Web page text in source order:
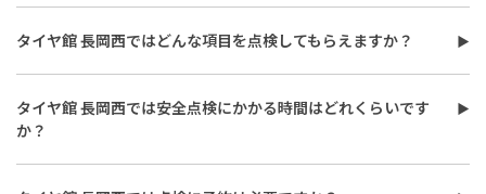
ンテナンスパックなど車検後のアフターフォローも充実。 詳しく
は店舗スタッフまでお気軽にご相談ください。
車検満了期限の数か月前から利用するのがおすすめです。詳しく
は店舗スタッフまでお気軽にご相談ください。
タイヤ館 長岡西ではおクルマの基本的な安全点検を無料で実施し
ています。一部の部品交換が必要な場合は別途費用が発生する場
合がございますが、事前に内容をご説明したうえでご提案させて
いただきますのでご安心ください。詳しくは店舗スタッフまでお
気軽にご相談ください。
タイヤ館 長岡西ではどんな項目を点検してもらえますか？
タイヤ館 長岡西でのおクルマの安全点検では、エンジンオイルの
汚れ・劣化、バッテリーの状態、ワイパーブレードの摩耗などを
無料で点検いたします。希望に応じて追加の点検も可能です。詳し
くは店舗スタッフまでお気軽にご相談ください。
タイヤ館 長岡西では安全点検にかかる時間はどれくらいです
か？
タイヤ館 長岡西でのおクルマの安全点検は、最短で約30分程度で
終わることが多く、その後点検の結果を丁寧にご説明させていた